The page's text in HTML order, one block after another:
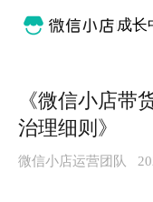
成长
《微信小店带
治理细则》
微信小店运营团队